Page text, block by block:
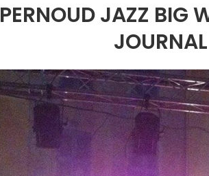
PERNOUD JAZZ BIG